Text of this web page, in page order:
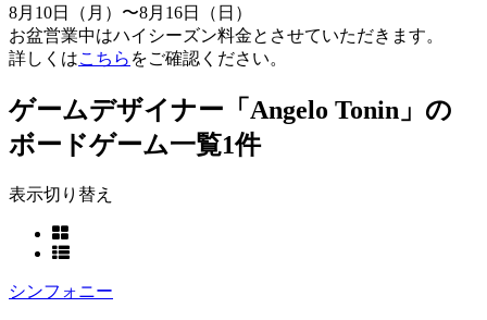
8月10日（月）〜8月16日（日）
お盆営業中はハイシーズン料金とさせていただきます。
詳しくはこちら をご確認ください。
ゲームデザイナー「Angelo Tonin」の
ボードゲーム一覧1件
表示切り替え
シンフォニー